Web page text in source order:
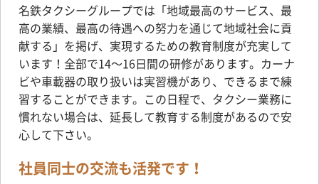
名鉄タクシーグループでは「地域最高のサービス、最
高の業績、最高の待遇への努力を通じて地域社会に貢
献する」を掲げ、実現するための教育制度が充実して
います！全部で14～16日間の研修があります。カーナ
ビや車載器の取り扱いは実習機があり、できるまで練
習することができます。この日程で、タクシー業務に
慣れない場合は、延長して教育する制度があるので安
心して下さい。
社員同士の交流も活発です！